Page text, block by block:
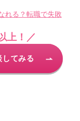
れる？転職で失敗
上！／
てみる